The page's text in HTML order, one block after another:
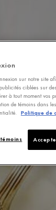
sur notre site
ciblées sur
à tout moment vos
de témoins dans
Politique de